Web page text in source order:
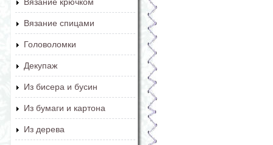
Вязание спицами
Головоломки
Декупаж
Из бисера и бусин
Из бумаги и картона
Из дерева